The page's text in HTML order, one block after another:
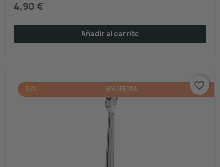
4,90 €
Añadir al carrito
¡EN OFERTA!
-30% favorite_border